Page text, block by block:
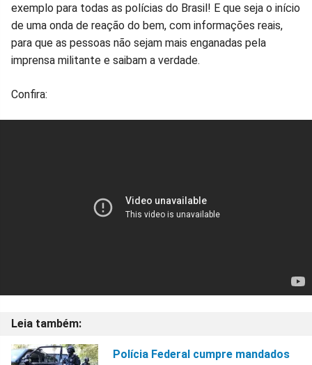
exemplo para todas as polícias do Brasil! E que seja o início
de uma onda de reação do bem, com informações reais,
para que as pessoas não sejam mais enganadas pela
imprensa militante e saibam a verdade.
Confira:
Polícia Federal cumpre mandados